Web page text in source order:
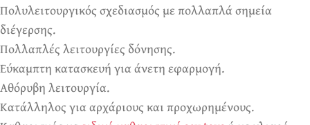
Πολυλειτουργικός σχεδιασμός με πολλαπλά σημεία
διέγερσης.
Πολλαπλές λειτουργίες δόνησης.
Εύκαμπτη κατασκευή για άνετη εφαρμογή.
Αθόρυβη λειτουργία.
Κατάλληλος για αρχάριους και προχωρημένους.